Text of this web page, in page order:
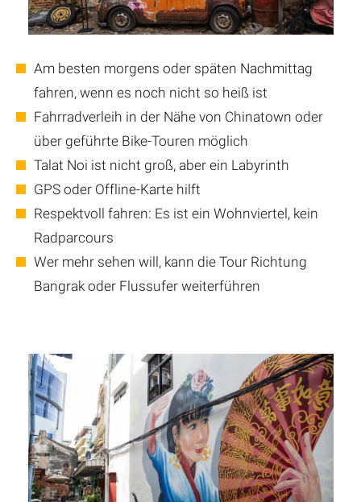
Am besten morgens oder späten Nachmittag
fahren, wenn es noch nicht so heiß ist
Fahrradverleih in der Nähe von Chinatown oder
über geführte Bike-Touren möglich
Talat Noi ist nicht groß, aber ein Labyrinth
GPS oder Offline-Karte hilft
Respektvoll fahren: Es ist ein Wohnviertel, kein
Radparcours
Wer mehr sehen will, kann die Tour Richtung
Bangrak oder Flussufer weiterführen